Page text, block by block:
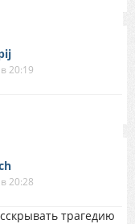
20:19
20:28
трагедию